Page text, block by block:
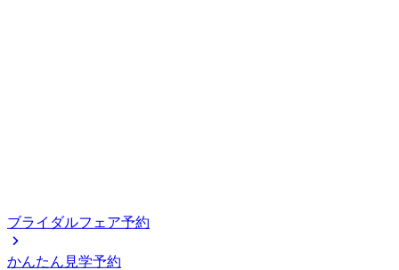
ブライダルフェア予約
かんたん見学予約